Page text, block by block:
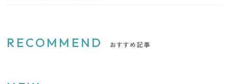
RECOMMEND おすすめ記事